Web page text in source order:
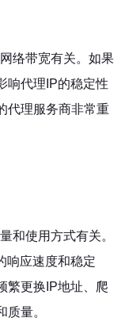
络带宽有关。如果
响代理IP的稳定性
代理服务商非常重
和使用方式有关。
响应速度和稳定
繁更换IP地址、爬
量。